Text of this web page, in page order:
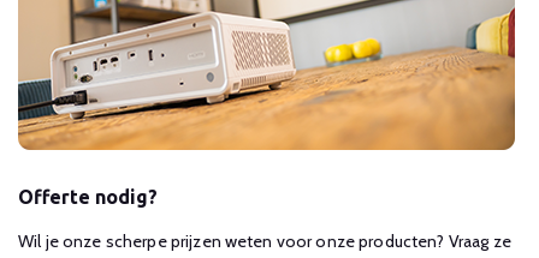
Offerte nodig?
Wil je onze scherpe prijzen weten voor onze producten? Vraag ze